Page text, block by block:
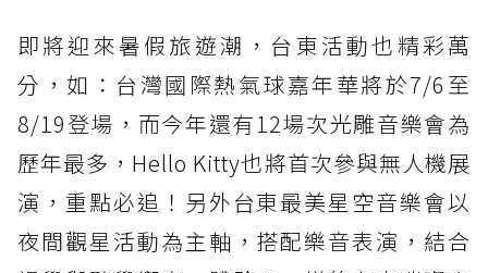
即將迎來暑假旅遊潮，台東活動也精彩萬
分，如：台灣國際熱氣球嘉年華將於7/6至
8/19登場，而今年還有12場次光雕音樂會為
歷年最多，Hello Kitty也將首次參與無人機展
演，重點必追！另外台東最美星空音樂會以
夜間觀星活動為主軸，搭配樂音表演，結合